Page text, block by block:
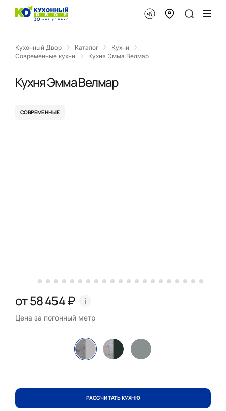
Кухонный Двор Каталог
Кухни
Современные кухни
Кухня Эмма Велмар
Кухня Эмма Велмар
СОВРЕМЕННЫЕ
от 58 454 ₽
Цена за погонный метр
РАССЧИТАТЬ КУХНЮ